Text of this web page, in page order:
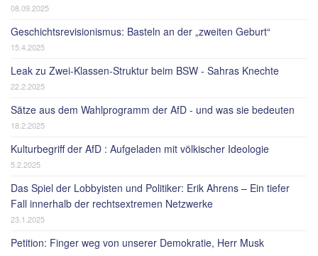
08.09.2025
Geschichtsrevisionismus: Basteln an der „zweiten Geburt“
15.4.2025
Leak zu Zwei-Klassen-Struktur beim BSW - Sahras Knechte
22.2.2025
Sätze aus dem Wahlprogramm der AfD - und was sie bedeuten
18.2.2025
Kulturbegriff der AfD : Aufgeladen mit völkischer Ideologie
5.2.2025
Das Spiel der Lobbyisten und Politiker: Erik Ahrens – Ein tiefer
Fall innerhalb der rechtsextremen Netzwerke
23.1.2025
Petition: Finger weg von unserer Demokratie, Herr Musk